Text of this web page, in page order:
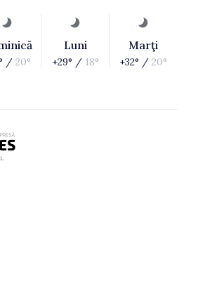
/ 20°
Luni
+29° / 18°
Marţi
+32° / 20°